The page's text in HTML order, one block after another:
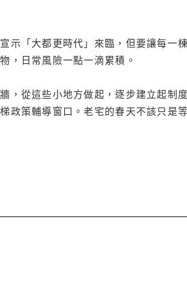
示「大都更時代」來臨，但要讓每一
，日常風險一點一滴累積。
，從這些小地方做起，逐步建立起制
政策輔導窗口。老宅的春天不該只是